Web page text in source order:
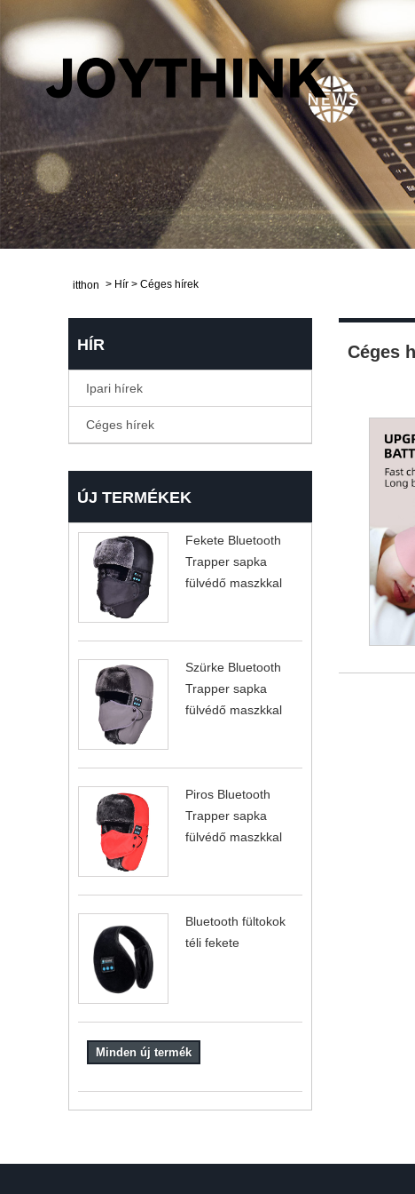
itthon > Hír > Céges hírek
HÍR
Ipari hírek
Céges hírek
ÚJ TERMÉKEK
Fekete Bluetooth
Trapper sapka
fülvédő maszkkal
Szürke Bluetooth
Trapper sapka
fülvédő maszkkal
Piros Bluetooth
Trapper sapka
fülvédő maszkkal
Bluetooth fültokok
téli fekete
Minden új termék
Céges